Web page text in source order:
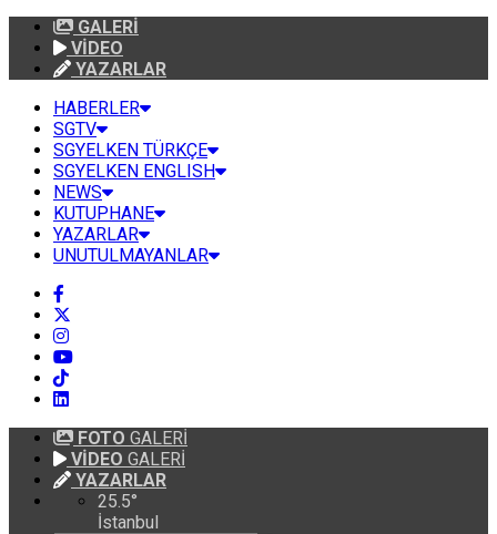
GALERİ
VİDEO
YAZARLAR
HABERLER
SGTV
SGYELKEN TÜRKÇE
SGYELKEN ENGLISH
NEWS
KUTUPHANE
YAZARLAR
UNUTULMAYANLAR
FOTO GALERİ
VİDEO GALERİ
YAZARLAR
25.5°
İstanbul